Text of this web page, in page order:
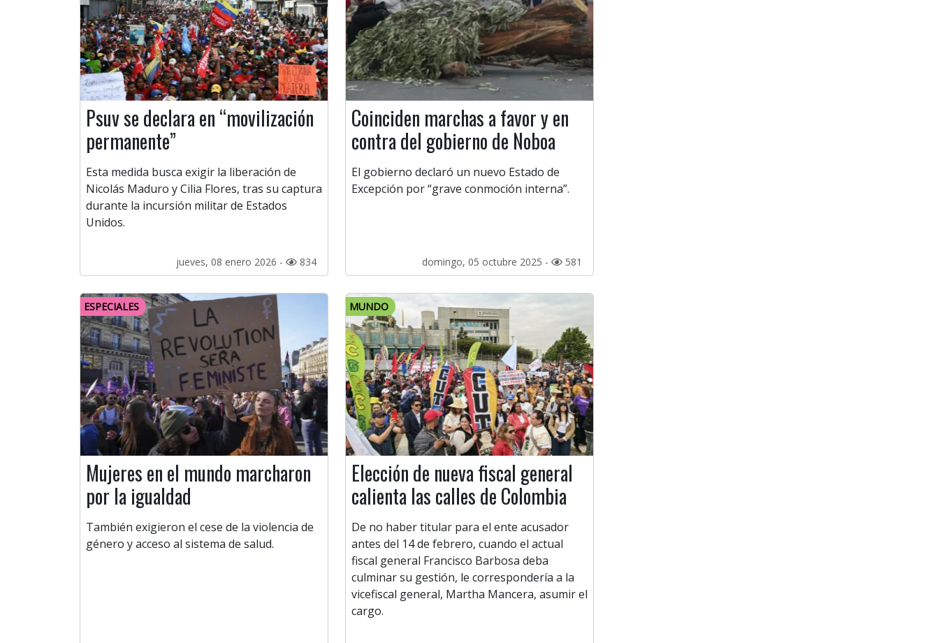
Psuv se declara en “movilización
permanente”
Esta medida busca exigir la liberación de
Nicolás Maduro y Cilia Flores, tras su captura
durante la incursión militar de Estados
Unidos.
jueves, 08 enero 2026 - 834
Coinciden marchas a favor y en
contra del gobierno de Noboa
El gobierno declaró un nuevo Estado de
Excepción por “grave conmoción interna”.
domingo, 05 octubre 2025 - 581
ESPECIALES
Mujeres en el mundo marcharon
por la igualdad
También exigieron el cese de la violencia de
género y acceso al sistema de salud.
MUNDO
Elección de nueva fiscal general
calienta las calles de Colombia
De no haber titular para el ente acusador
antes del 14 de febrero, cuando el actual
fiscal general Francisco Barbosa deba
culminar su gestión, le correspondería a la
vicefiscal general, Martha Mancera, asumir el
cargo.